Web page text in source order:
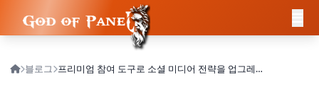
블로그 프리미엄 참여 도구로 소셜 미디어 전략을 업그레이드하세요